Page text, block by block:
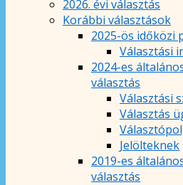
2026. évi választás
Korábbi választások
2025-ös időközi
Választási
2024-es
választás
Választási
Választás
Jelölteknek
2019-es
választás